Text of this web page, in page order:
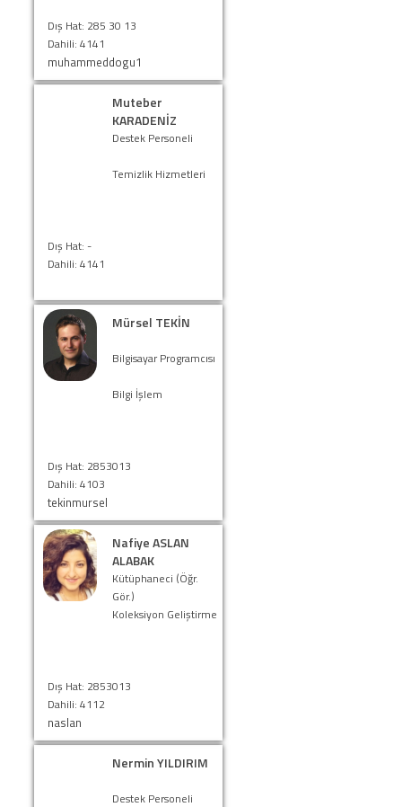
Dış Hat: 285 30 13
Dahili: 4141
muhammeddogu1
Muteber
KARADENİZ
Destek Personeli
Temizlik Hizmetleri
Dış Hat: -
Dahili: 4141
Mürsel TEKİN
Bilgisayar Programcısı
Bilgi İşlem
Dış Hat: 2853013
Dahili: 4103
tekinmursel
Nafiye ASLAN
ALABAK
Kütüphaneci (Öğr.
Gör.)
Koleksiyon Geliştirme
Dış Hat: 2853013
Dahili: 4112
naslan
Nermin YILDIRIM
Destek Personeli